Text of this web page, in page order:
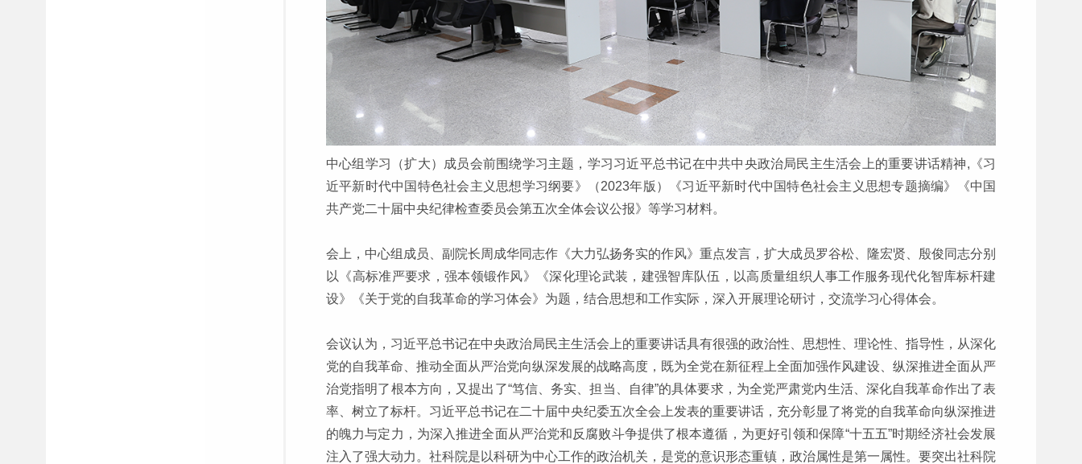
中心组学习（扩大）成员会前围绕学习主题，学习习近平总书记在中共中央政治局民主生活会上的重要讲话精神,《习
近平新时代中国特色社会主义思想学习纲要》（2023年版）《习近平新时代中国特色社会主义思想专题摘编》《中国
共产党二十届中央纪律检查委员会第五次全体会议公报》等学习材料。
会上，中心组成员、副院长周成华同志作《大力弘扬务实的作风》重点发言，扩大成员罗谷松、隆宏贤、殷俊同志分别
以《高标准严要求，强本领锻作风》《深化理论武装，建强智库队伍，以高质量组织人事工作服务现代化智库标杆建
设》《关于党的自我革命的学习体会》为题，结合思想和工作实际，深入开展理论研讨，交流学习心得体会。
会议认为，习近平总书记在中央政治局民主生活会上的重要讲话具有很强的政治性、思想性、理论性、指导性，从深化
党的自我革命、推动全面从严治党向纵深发展的战略高度，既为全党在新征程上全面加强作风建设、纵深推进全面从严
治党指明了根本方向，又提出了“笃信、务实、担当、自律”的具体要求，为全党严肃党内生活、深化自我革命作出了表
率、树立了标杆。习近平总书记在二十届中央纪委五次全会上发表的重要讲话，充分彰显了将党的自我革命向纵深推进
的魄力与定力，为深入推进全面从严治党和反腐败斗争提供了根本遵循，为更好引领和保障“十五五”时期经济社会发展
注入了强大动力。社科院是以科研为中心工作的政治机关，是党的意识形态重镇，政治属性是第一属性。要突出社科院